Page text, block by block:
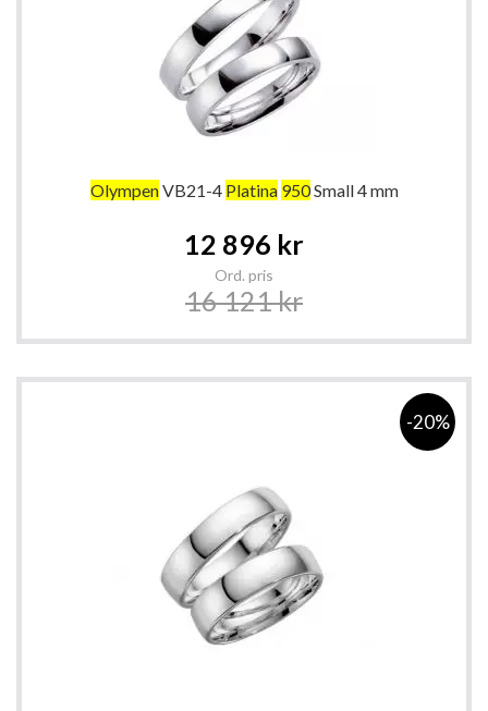
OlympenVB21-4 Platina 950Small 4 mm
12 896 kr
Ord. pris
16 121 kr
-20%